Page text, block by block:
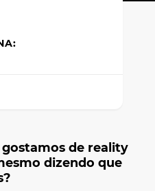
gostamos de reality
dizendo que